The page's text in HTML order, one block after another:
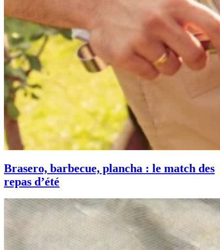
Brasero, barbecue, plancha : le match des
repas d’été